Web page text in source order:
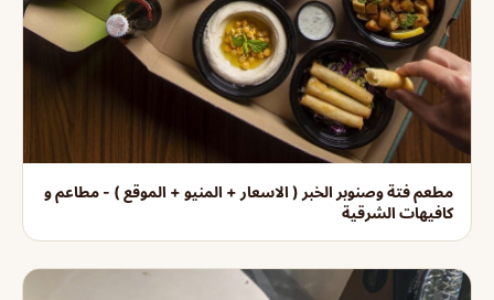
مطعم فتة وصنوبر الخبر ( الاسعار + المنيو + الموقع ) - مطاعم و
كافيهات الشرقية